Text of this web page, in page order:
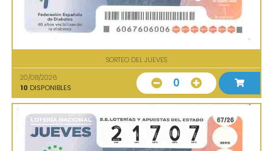
SORTEO DEL JUEVES
20/08/2026
10 DISPONIBLES 0